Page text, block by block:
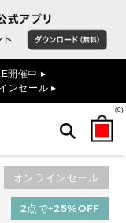
開催中 ▸
ンセール ▸
(0)
検索
オンラインセール
2点で+25%OFF